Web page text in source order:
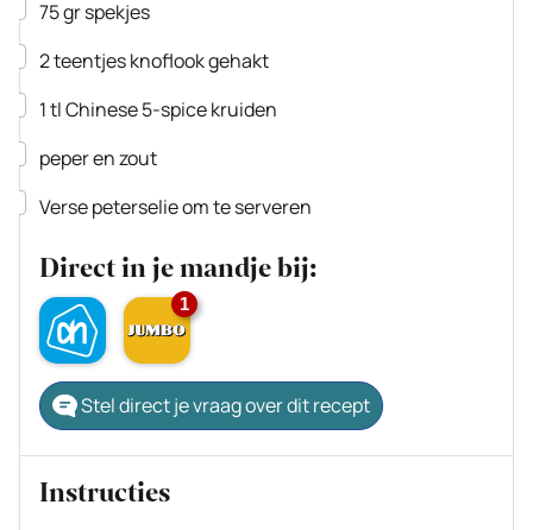
▢
75grspekjes
▢
2teentjesknoflookgehakt
▢
1tlChinese 5-spice kruiden
▢
peper en zout
▢
Verse peterselie om te serveren
Direct in je mandje bij:
1
Stel direct je vraag over dit recept
Instructies